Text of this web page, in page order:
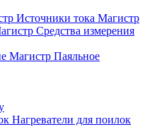
Источники тока Магистр
Средства измерения
Паяльное
Нагреватели для поилок